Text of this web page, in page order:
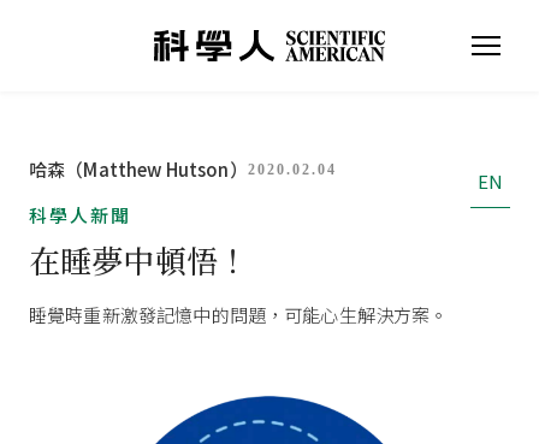
哈森（Matthew Hutson） 2020.02.04
EN
科學人新聞
在睡夢中頓悟！
睡覺時重新激發記憶中的問題，可能心生解決方案。